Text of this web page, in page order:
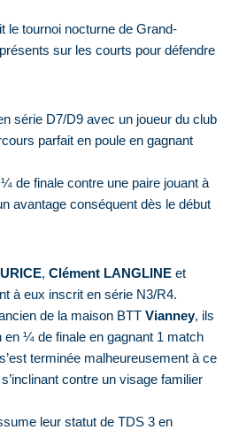
le tournoi nocturne de Grand-
sur les courts pour défendre
série D7/D9 avec un joueur du club
parfait en poule en gagnant
de finale contre une paire jouant à
avantage conséquent dès le début
, Clément LANGLINE et
à eux inscrit en série N3/R4.
de la maison BTT Vianney, ils
¼ de finale en gagnant 1 match
terminée malheureusement à ce
contre un visage familier
leur statut de TDS 3 en